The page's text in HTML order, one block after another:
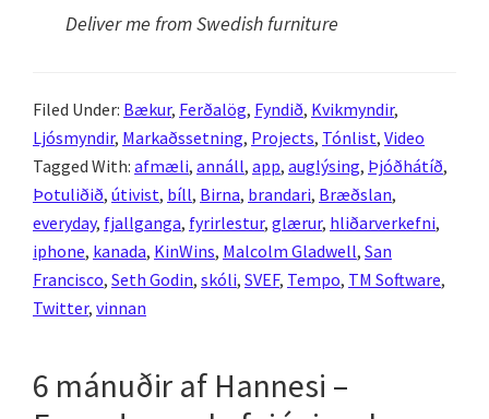
Deliver me from Swedish furniture
Filed Under: Bækur, Ferðalög, Fyndið, Kvikmyndir,
Ljósmyndir, Markaðssetning, Projects, Tónlist, Video
Tagged With: afmæli, annáll, app, auglýsing, Þjóðhátíð,
Þotuliðið, útivist, bíll, Birna, brandari, Bræðslan,
everyday, fjallganga, fyrirlestur, glærur, hliðarverkefni,
iphone, kanada, KinWins, Malcolm Gladwell, San
Francisco, Seth Godin, skóli, SVEF, Tempo, TM Software,
Twitter, vinnan
6 mánuðir af Hannesi –